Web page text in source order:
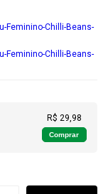
R$ 29,98
Comprar